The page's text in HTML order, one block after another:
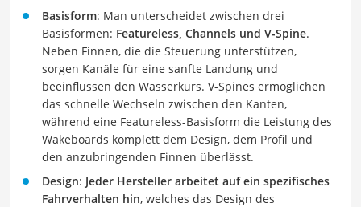
Basisform: Man unterscheidet zwischen drei
Basisformen: Featureless, Channels und V-Spine.
Neben Finnen, die die Steuerung unterstützen,
sorgen Kanäle für eine sanfte Landung und
beeinflussen den Wasserkurs. V-Spines ermöglichen
das schnelle Wechseln zwischen den Kanten,
während eine Featureless-Basisform die Leistung des
Wakeboards komplett dem Design, dem Profil und
den anzubringenden Finnen überlässt.
Design: Jeder Hersteller arbeitet auf ein spezifisches
Fahrverhalten hin, welches das Design des